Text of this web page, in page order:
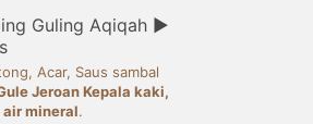
Guling Aqiqah ►
Acar, Saus sambal
Jeroan Kepala kaki,
mineral.